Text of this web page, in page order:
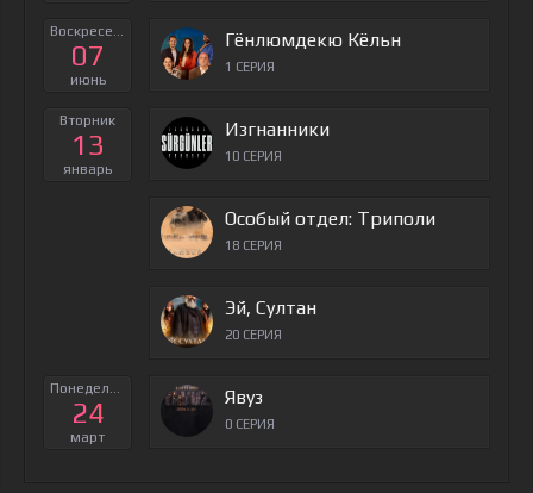
Воскресенье
07
июнь
Гёнлюмдекю Кёльн
1 СЕРИЯ
Вторник
13
январь
Изгнанники
10 СЕРИЯ
Особый отдел: Триполи
18 СЕРИЯ
Эй, Султан
20 СЕРИЯ
Понедельник
24
март
Явуз
0 СЕРИЯ